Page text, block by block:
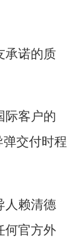
承诺的质
际客户的
弹交付时程
人赖清德
何官方外